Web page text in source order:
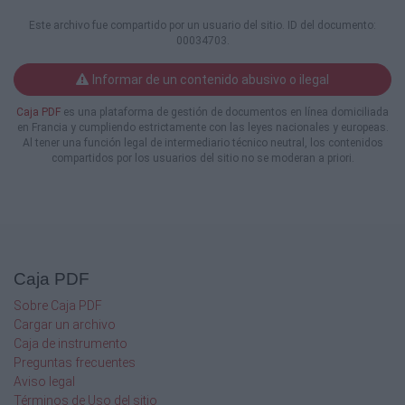
(VER VIDEO)
ESTE ES EL TIPO DE PUENTE (POR
SUPUESTO, CON LOS AJUSTES
PERTINENTES) QUE
CREO PODRÍA USARSE PARA EL PASO DE
LOS PEATONES, UNO A CADA LADO DE LOS
OCHO CARRILES QUE SE ESTARÍAN
viabilidad de mi propuesta, ya que, si
tengo razón, el Gobierno podría ahorrarse
(espero) unos cuantos cientos de
millones de colones y tiempo de ejecución y,
con esto último, nosotros los
usuarios nos podríamos ganar, supongo, unos
meses adicionales sin presas, con
Este archivo fue compartido por un usuario del sitio. ID del documento:
00034703.
Informar de un contenido abusivo o ilegal
Caja PDF es una plataforma de gestión de documentos en línea domiciliada
en Francia y cumpliendo estrictamente con las leyes nacionales y europeas.
Al tener una función legal de intermediario técnico neutral, los contenidos
compartidos por los usuarios del sitio no se moderan a priori.
Caja PDF
Sobre Caja PDF
Cargar un archivo
Caja de instrumento
Preguntas frecuentes
Aviso legal
Términos de Uso del sitio